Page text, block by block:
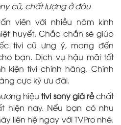
cũ, chất lượng ở đâu
viên với nhiều năm kinh
huyết. Chắc chắn sẽ giúp
tivi cũ ưng ý, mang đến
bạn. Dịch vụ hậu mãi tốt
kiện tivi chính hãng. Chính
cực kỳ ưu đãi.
hiệutivi sony giá rẻchất
hiện nay. Nếu bạn có nhu
liên hệ ngay với TVPro nhé.